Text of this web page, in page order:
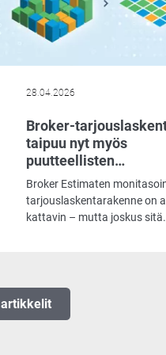
automaattisesti kymmeniä
mahdollisia
Mutta vaikka pohjatyö ja
automaatio olisivat kuinka
kannattava tarjous vaatii sen
28.04.2026
Broker-
taipuu nyt myös
puutteellisten
järjestelmien
vaatimuksiin
Broker Estimaten
tarjouslaskentarakenne on
kattavin – mutta joskus sitä